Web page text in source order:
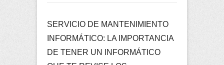
SERVICIO DE MANTENIMIENTO
INFORMÁTICO: LA IMPORTANCIA
DE TENER UN INFORMÁTICO